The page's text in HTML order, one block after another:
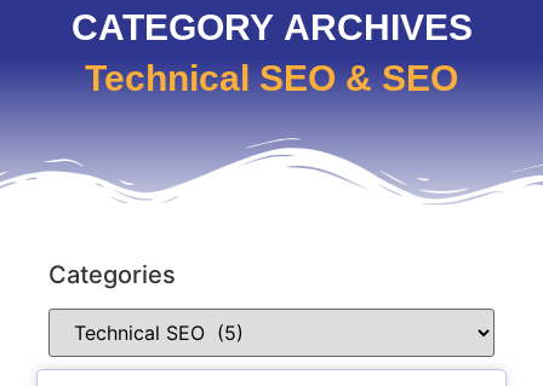
CATEGORY ARCHIVES
Technical SEO & SEO
Categories